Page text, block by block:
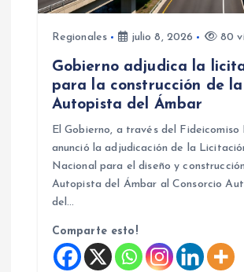
Regionales julio 8, 2026 80
Gobierno adjudica la
para la construcción de la
Autopista del Ámbar
El Gobierno, a través del Fideicomiso
anunció la adjudicación de la
Nacional para el diseño y
Autopista del Ámbar al Consorcio
del…
Comparte esto!